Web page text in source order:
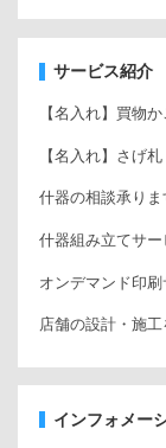
サービス紹介
【名入れ】買物か
【名入れ】さげ札
什器の相談承りま
什器組み立てサー
オンデマンド印刷
店舗の設計・施
インフォメー